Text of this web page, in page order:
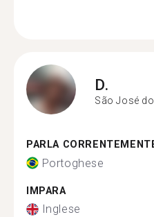
D.
São José
PARLA
Portoghese
IMPARA
Inglese